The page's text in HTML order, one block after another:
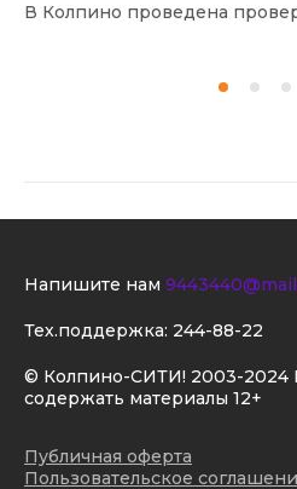
В Колпино проведена
© Колпино-СИТИ! 2003-2024
содержать материалы 12+
Публичная оферта
Пользовательское
Напишите нам
Тех.поддержка: 244-88-22